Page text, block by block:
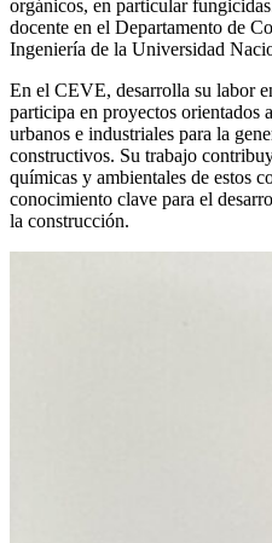
orgánicos, en particular
docente en el Departamento de
Ingeniería de la Universidad
En el CEVE, desarrolla su labor
participa en proyectos orientados
urbanos e industriales para la
constructivos. Su trabajo
químicas y ambientales de estos
conocimiento clave para el
la construcción.